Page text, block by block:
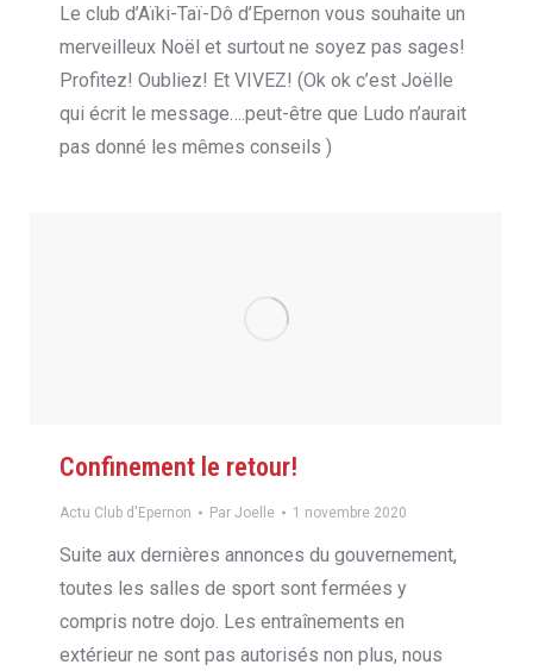
Le club d’Aïki-Taï-Dô d’Epernon vous souhaite un
merveilleux Noël et surtout ne soyez pas sages!
Profitez! Oubliez! Et VIVEZ! (Ok ok c’est Joëlle
qui écrit le message….peut-être que Ludo n’aurait
pas donné les mêmes conseils )
Confinement le retour!
Actu Club d'Epernon Par Joelle 1 novembre 2020
Suite aux dernières annonces du gouvernement,
toutes les salles de sport sont fermées y
compris notre dojo. Les entraînements en
extérieur ne sont pas autorisés non plus, nous